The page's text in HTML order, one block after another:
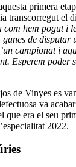
primera
transcorregut el
com hem pogut i
de disputar
campionat i
Esperem poder
de Vinyes es
va
que era el seu
2022.